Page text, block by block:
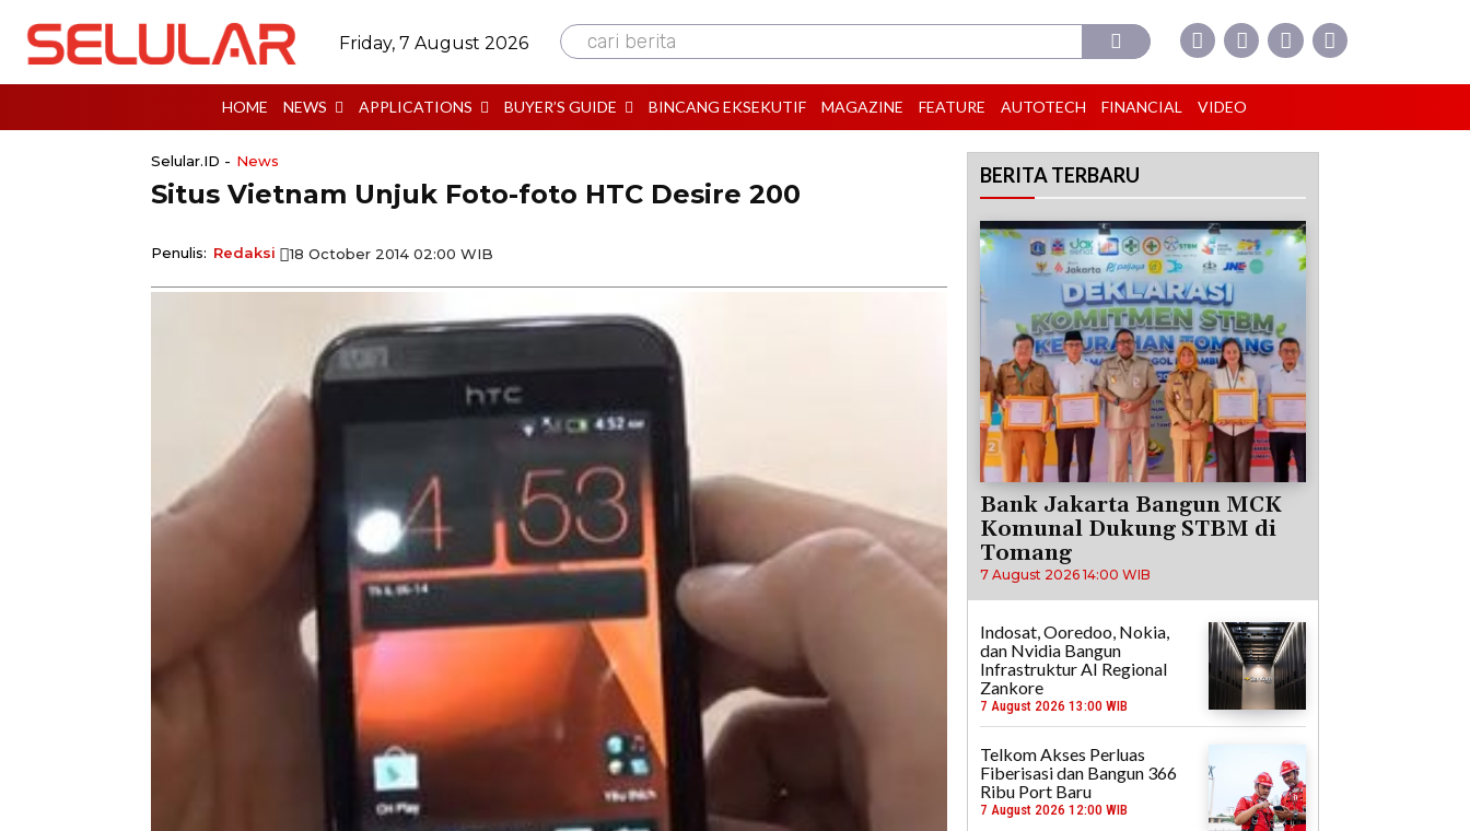
Friday, 7 August 2026 cari berita
HOME NEWS APPLICATIONS BUYER’S GUIDE BINCANG EKSEKUTIF MAGAZINE FEATURE AUTOTECH FINANCIAL VIDEO
Selular.ID - News
Situs Vietnam Unjuk Foto-foto HTC Desire 200
Penulis: Redaksi 18 October 2014 02:00 WIB
BERITA TERBARU
Bank Jakarta Bangun MCK
Komunal Dukung STBM di
Tomang
7 August 2026 14:00 WIB
Indosat, Ooredoo, Nokia,
dan Nvidia Bangun
Infrastruktur AI Regional
Zankore
7 August 2026 13:00 WIB
Telkom Akses Perluas
Fiberisasi dan Bangun 366
Ribu Port Baru
7 August 2026 12:00 WIB